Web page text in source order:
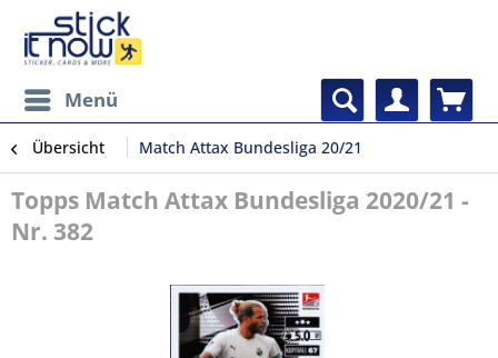
Menü
Übersicht Match Attax Bundesliga 20/21
Topps Match Attax Bundesliga 2020/21 -
Nr. 382